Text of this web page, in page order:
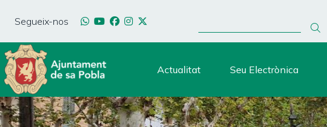
Segueix-nos
Actualitat Seu Electrònica